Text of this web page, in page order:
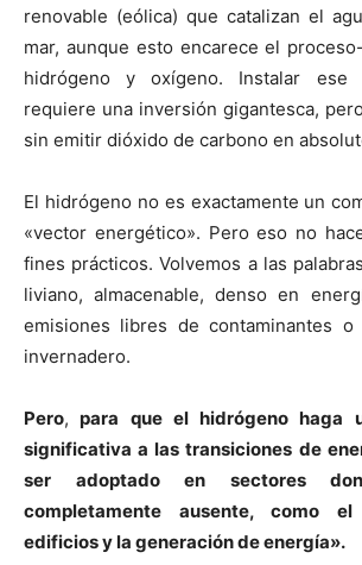
renovable (eólica) que catalizan el
mar, aunque esto encarece el
hidrógeno y oxígeno. Instalar
requiere una inversión gigantesca,
sin emitir dióxido de carbono en
El hidrógeno no es exactamente un
«vector energético». Pero eso no
fines prácticos. Volvemos a las
liviano, almacenable, denso en
emisiones libres de contaminantes
invernadero.
Pero, para que el hidrógeno haga
significativa a las transiciones de
ser adoptado en sectores
completamente ausente, como
edificios y la generación de energía».